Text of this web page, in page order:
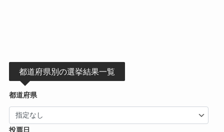
都道府県別の選挙結果一覧
都道府県
投票日